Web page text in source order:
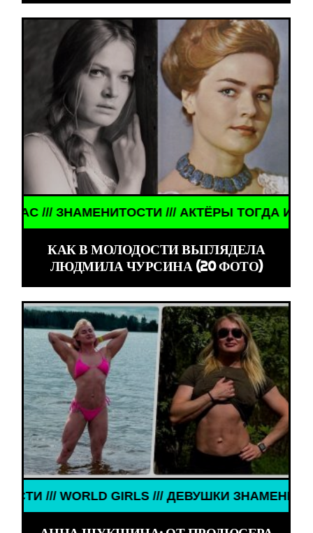
И СЕЙЧАС /// ЗНАМЕНИТОСТИ /// АКТЁРЫ
КАК В МОЛОДОСТИ ВЫГЛЯДЕЛА
ЛЮДМИЛА ЧУРСИНА (20 ФОТО)
ЗНАМЕНИТОСТИ /// WORLD GIRLS /// ДЕВУШКИ